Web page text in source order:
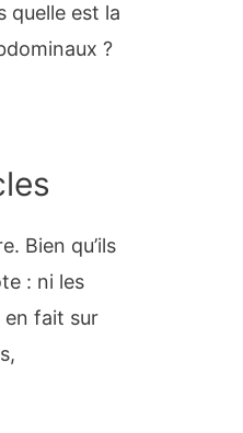
quelle est la
?
Bien qu’ils
: ni les
en fait sur